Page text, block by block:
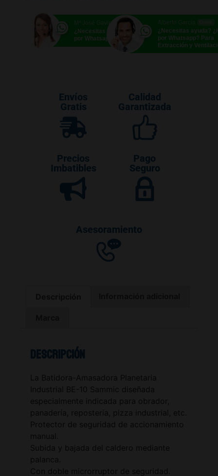
Mª José Gavira Online
¿Necesitas ayuda? ¿Hablamos
por Whatsapp?
¿Necesitas ayuda?
por Whatsapp? Para
Extracción y
Envíos
Gratis
Calidad
Garantizada
Precios
Imbatibles
Pago
Seguro
Asesoramiento
Descripción
La Batidora-Amasadora Planetaria
Industrial BE-10 Sammic diseñada
especialmente indicada para obrador,
panadería, repostería, pizza industrial, etc.
Protector de seguridad de accionamiento
manual.
Subida y bajada del caldero mediante
palanca.
Con doble microrruptor de seguridad.